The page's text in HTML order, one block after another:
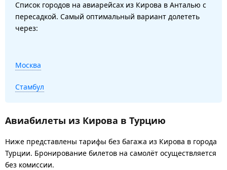
Список городов на авиарейсах из Кирова в Анталью с
пересадкой. Самый оптимальный вариант долететь
через:
Москва
Стамбул
Авиабилеты из Кирова в Турцию
Ниже представлены тарифы без багажа из Кирова в города
Турции. Бронирование билетов на самолёт осуществляется
без комиссии.